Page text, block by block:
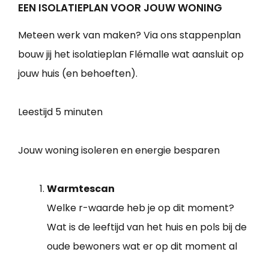
EEN ISOLATIEPLAN VOOR JOUW WONING
Meteen werk van maken? Via ons stappenplan
bouw jij het isolatieplan Flémalle wat aansluit op
jouw huis (en behoeften).
Leestijd 5 minuten
Jouw woning isoleren en energie besparen
Warmtescan
Welke r-waarde heb je op dit moment?
Wat is de leeftijd van het huis en pols bij de
oude bewoners wat er op dit moment al